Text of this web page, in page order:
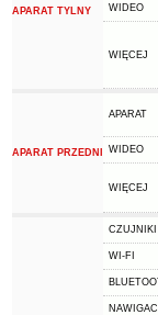
APARAT TYLNY WIDEO
WIĘCEJ
APARAT PRZEDNI
APARAT
WIDEO
WIĘCEJ
CZUJNIKI
WI-FI